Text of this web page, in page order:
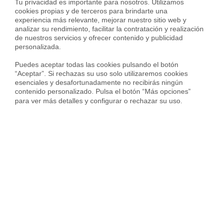
Tu privacidad es importante para nosotros. Utilizamos
cookies propias y de terceros para brindarte una
experiencia más relevante, mejorar nuestro sitio web y
analizar su rendimiento, facilitar la contratación y realización
de nuestros servicios y ofrecer contenido y publicidad
personalizada.
Puedes aceptar todas las cookies pulsando el botón
“Aceptar”. Si rechazas su uso solo utilizaremos cookies
esenciales y desafortunadamente no recibirás ningún
contenido personalizado. Pulsa el botón “Más opciones”
para ver más detalles y configurar o rechazar su uso.
Alquilar piso 7 sept 2022
¿Cuál es la multa por alquilar
Alquilar piso
Todo lo que